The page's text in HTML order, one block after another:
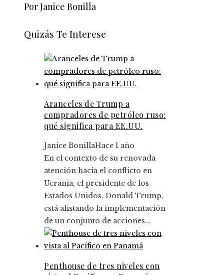
Por Janice Bonilla
Quizás Te Interese
Aranceles de Trump a
compradores de petróleo ruso:
qué significa para EE.UU.
Janice BonillaHace 1 año
En el contexto de su renovada
atención hacia el conflicto en
Ucrania, el presidente de los
Estados Unidos, Donald Trump,
está alistando la implementación
de un conjunto de acciones...
Penthouse de tres niveles con